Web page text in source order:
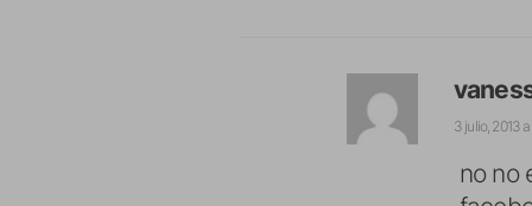
3 julio, 2013
no no